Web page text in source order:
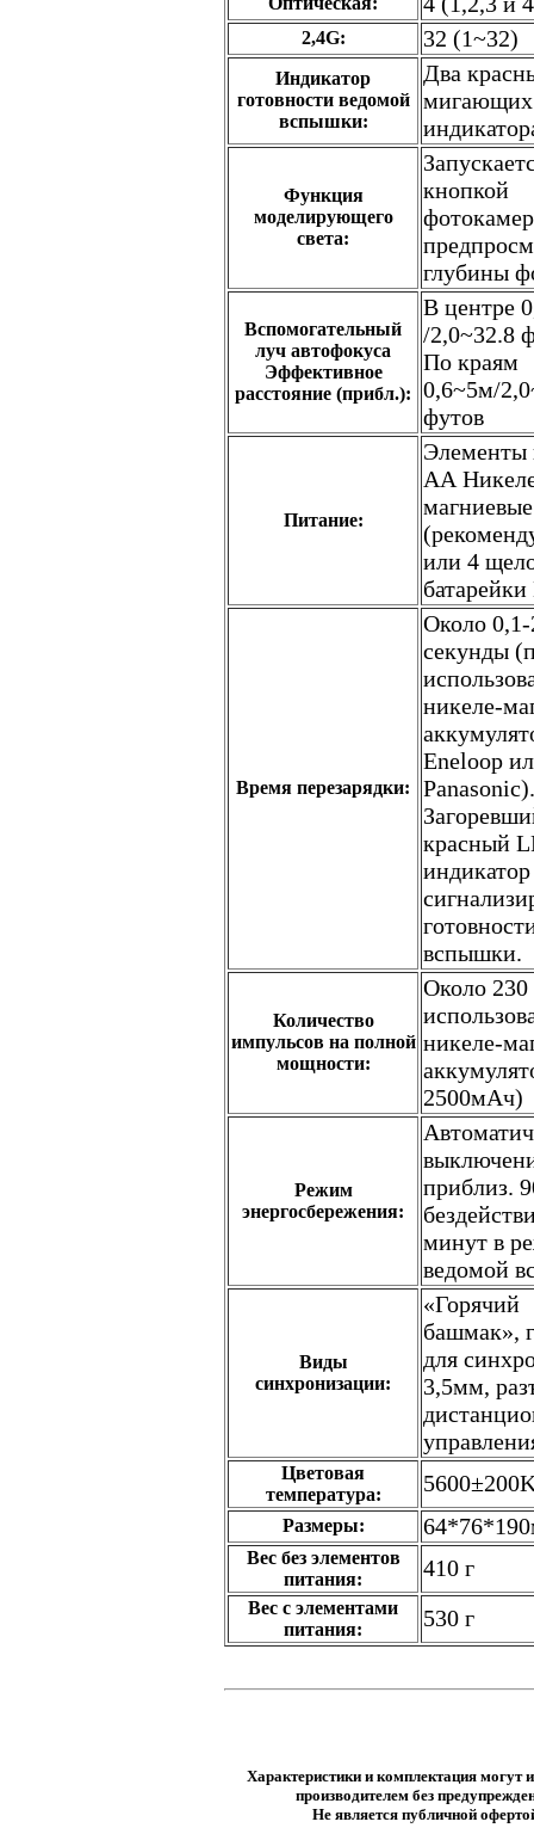
2,4G: 32 (1~32)
Индикатор
готовности ведомой
вспышки:
Два
мигающих
Функция
моделирующего
света:
кнопкой
глубины
Вспомогательный
луч автофокуса
Эффективное
расстояние (прибл.):
В центре
/2,0~32.8
По краям
0,6~5м/
футов
Питание:
Элементы
АА
магниевые
или 4
Время перезарядки:
Около
секунды
никеле-
Eneloop
Panasonic).
красный
индикатор
вспышки.
Количество
импульсов на полной
мощности:
Около
никеле-
2500мАч)
Режим
энергосбережения:
приблиз.
минут в
ведомой
Виды
синхронизации:
«Горячий
башмак»,
для
3,5мм,
Цветовая
температура:
Размеры:
Вес без элементов
питания:
410 г
Вес c элементами
питания:
530 г
Характеристики и комплектация могут
производителем без
Не является публичной